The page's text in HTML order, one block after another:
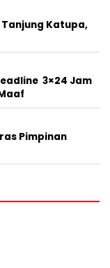
Katupa,
3×24 Jam
Pimpinan